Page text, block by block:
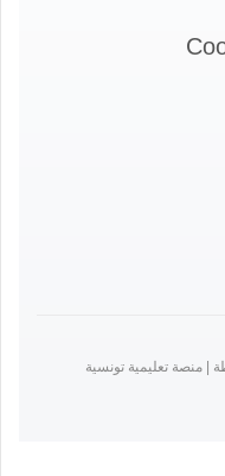
منصة تعليمية تونسية